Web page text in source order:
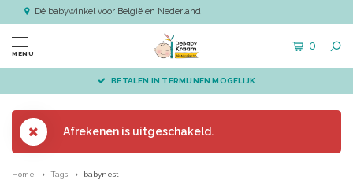
Dé babywinkel voor België en Nederland
MENU
0
BETALEN IN TERMIJNEN MOGELIJK
Afrekenen is uitgeschakeld.
Home Tags babynest